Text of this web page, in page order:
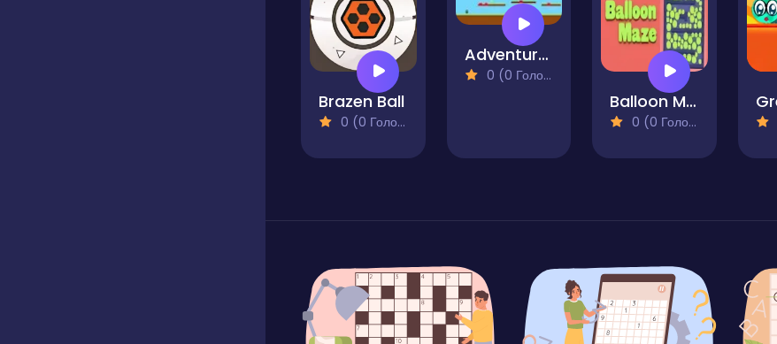
Brazen Ball
0 (0 Голосів)
Adventure Jumper
0 (0 Голосів)
Balloon Maze
0 (0 Голосів)